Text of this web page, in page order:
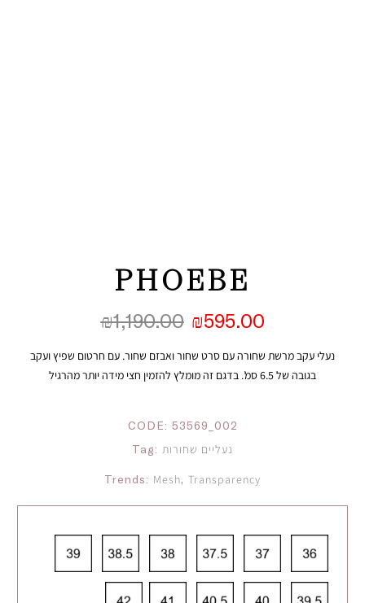
PHOEBE
₪1,190.00 ₪595.00
נעלי עקב מרשת שחורה עם סרט שחור ואבזם שחור. עם חרטום שפיץ ועקב
בגובה של 6.5 סמ’. בדגם זה מומלץ להזמין חצי מידה יותר מהרגיל
CODE: 53569_002
Tag: נעליים שחורות
Trends: Mesh, Transparency